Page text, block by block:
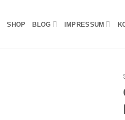
SHOP BLOG IMPRESSUM